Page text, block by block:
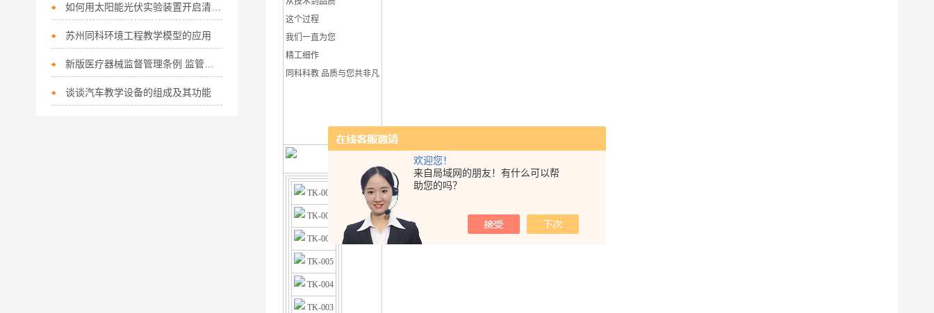
欢迎您！
来自局域网的朋友！有什么可以帮
助您的吗？
这个过程
我们一直为您
精工细作
同科科教 品质与您共非凡
TK-008
TK-007
TK-006
TK-005
TK-004
TK-003
如何用太阳能光伏实验装置开启清洁能源之门？
苏州同科环境工程教学模型的应用
谈谈汽车教学设备的组成及其功能